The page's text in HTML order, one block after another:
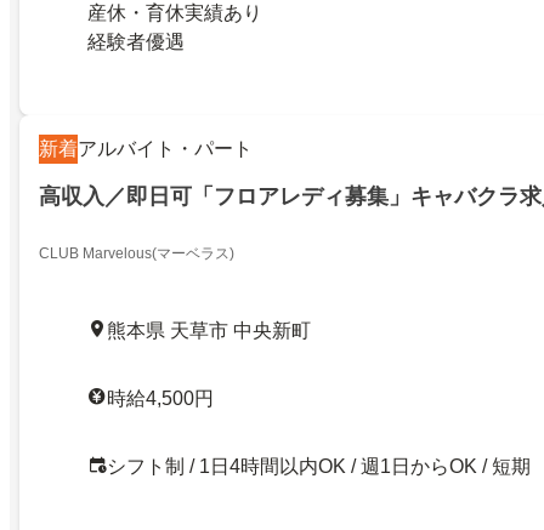
産休・育休実績あり
経験者優遇
新着アルバイト・パート
高収入／即日可「フロアレディ募集」キャバクラ
CLUB Marvelous(マーベラス)
熊本県 天草市 中央新町
時給4,500円
シフト制 / 1日4時間以内OK / 週1日からOK / 短期